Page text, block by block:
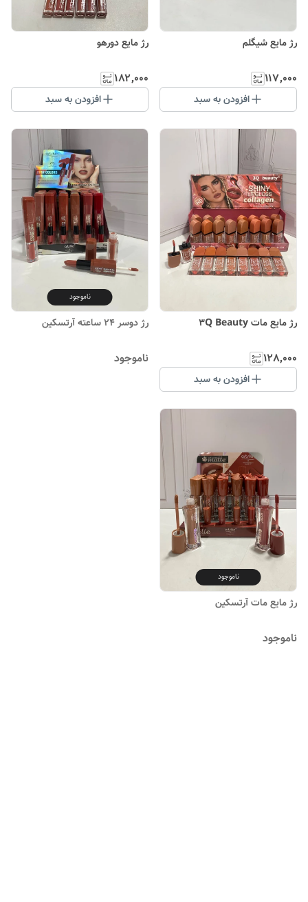
رژ مایع شیگلم
۱۱۷٬۰۰۰
افزودن به سبد
رژ مایع دورهو
۱۸۲٬۰۰۰
افزودن به سبد
رژ مایع مات 3Q Beauty
۱۲۸٬۰۰۰
افزودن به سبد
ناموجود
رژ دوسر ۲۴ ساعته آرتسکین
ناموجود
ناموجود
رژ مایع مات آرتسکین
ناموجود